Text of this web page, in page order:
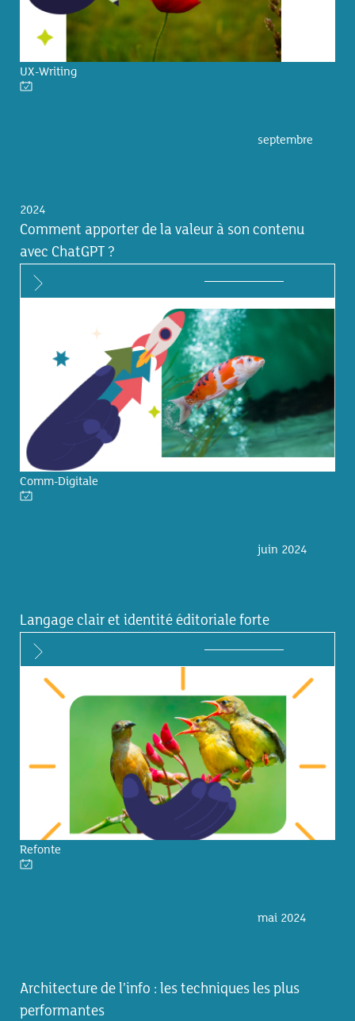
UX-Writing
septembre
2024
Comment apporter de la valeur à son contenu
avec ChatGPT ?
Comm-Digitale
juin 2024
Langage clair et identité éditoriale forte
Refonte
mai 2024
Architecture de l’info : les techniques les plus
performantes